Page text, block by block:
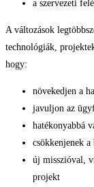
a szervezeti
A változások
technológiák,
hogy:
növekedjen a
javuljon az
hatékonyabbá
csökkenjenek a
új misszióval,
projekt